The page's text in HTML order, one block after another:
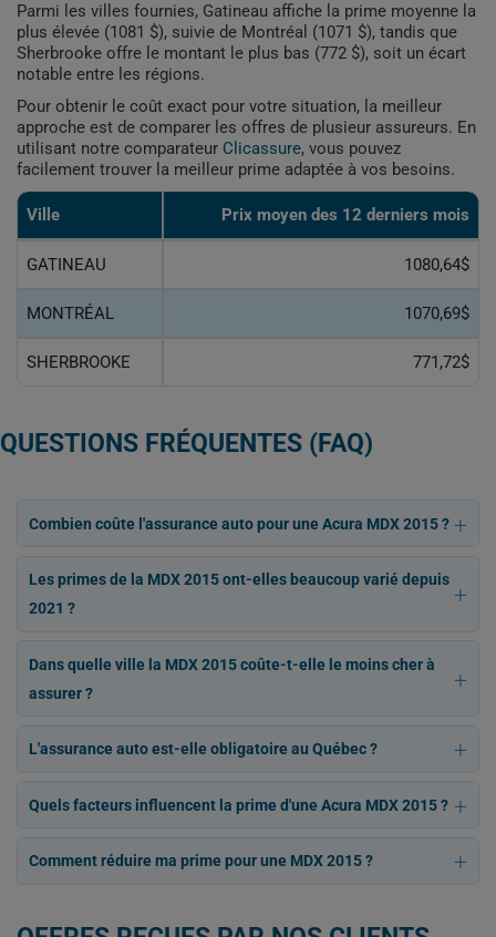
Parmi les villes fournies, Gatineau affiche la prime moyenne la
plus élevée (1081 $), suivie de Montréal (1071 $), tandis que
Sherbrooke offre le montant le plus bas (772 $), soit un écart
notable entre les régions.
Pour obtenir le coût exact pour votre situation, la meilleur
approche est de comparer les offres de plusieur assureurs. En
utilisant notre comparateur Clicassure, vous pouvez
facilement trouver la meilleur prime adaptée à vos besoins.
Ville Prix ​​moyen des 12 derniers mois
GATINEAU 1080,64$
MONTRÉAL 1070,69$
SHERBROOKE 771,72$
QUESTIONS FRÉQUENTES (FAQ)
Combien coûte l'assurance auto pour une Acura MDX 2015 ?
Les primes de la MDX 2015 ont-elles beaucoup varié depuis
2021 ?
Dans quelle ville la MDX 2015 coûte-t-elle le moins cher à
assurer ?
L'assurance auto est-elle obligatoire au Québec ?
Quels facteurs influencent la prime d'une Acura MDX 2015 ?
Comment réduire ma prime pour une MDX 2015 ?